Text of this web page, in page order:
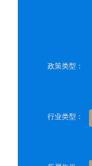
政策类型：
行业类型：